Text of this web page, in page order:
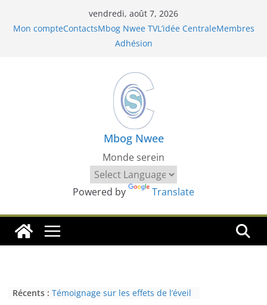
vendredi, août 7, 2026
Mon compteContactsMbog Nwee TVL’idée CentraleMembres
Adhésion
Mbog Nwee
Monde serein
Powered by Translate
Récents : (3ème partie) : la psychose